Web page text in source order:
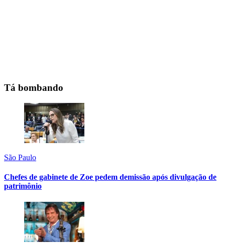
Tá bombando
São Paulo
Chefes de gabinete de Zoe pedem demissão após divulgação de
patrimônio